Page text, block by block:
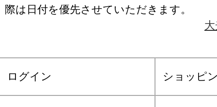
際は日付を優先させていただきます。
ログイン ショッピ